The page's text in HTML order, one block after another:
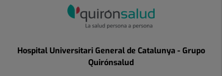
Hospital Universitari General de Catalunya - Grupo
Quirónsalud